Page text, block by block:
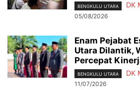
BENGKULU UTARA DK
05/08/2026
Enam Pejabat
Utara Dilantik,
Percepat
BENGKULU UTARA DK
11/07/2026